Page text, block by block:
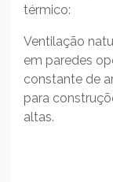
térmico:
Ventilação
em paredes
constante de
para
altas.